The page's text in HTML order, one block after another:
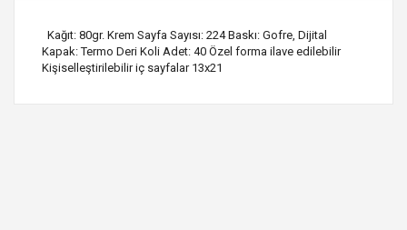
Kağıt: 80gr. Krem Sayfa Sayısı: 224 Baskı: Gofre, Dijital
Kapak: Termo Deri Koli Adet: 40 Özel forma ilave edilebilir
Kişiselleştirilebilir iç sayfalar 13x21